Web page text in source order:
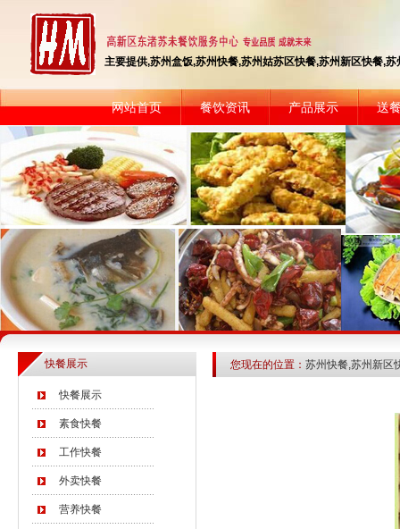
主要提供,苏州盒饭,苏州快餐,苏州姑苏区快餐,苏州新区快餐,
网站首页 餐饮资讯 产品展示 送
快餐展示
快餐展示
素食快餐
工作快餐
外卖快餐
营养快餐
您现在的位置： 苏州快餐,苏州新区